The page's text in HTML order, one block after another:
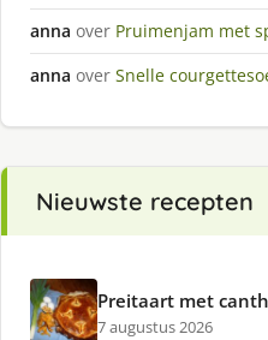
anna over Pruimenjam met
anna over Snelle
Nieuwste recepten
Preitaart met
7 augustus 2026